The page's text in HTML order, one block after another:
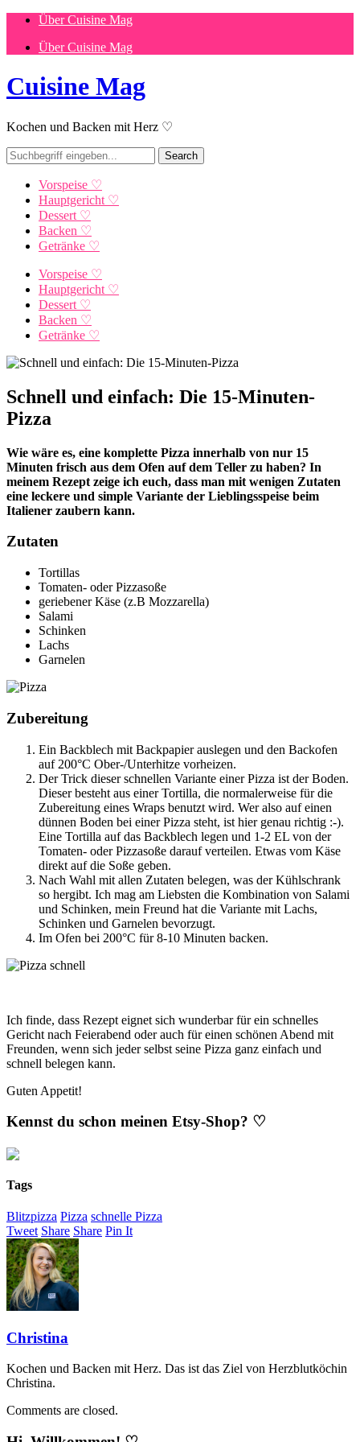
Über Cuisine Mag
Über Cuisine Mag
Cuisine Mag
Kochen und Backen mit Herz ♡
Vorspeise ♡
Hauptgericht ♡
Dessert ♡
Backen ♡
Getränke ♡
Vorspeise ♡
Hauptgericht ♡
Dessert ♡
Backen ♡
Getränke ♡
Schnell und einfach: Die 15-Minuten-
Pizza
Wie wäre es, eine komplette Pizza innerhalb von nur 15
Minuten frisch aus dem Ofen auf dem Teller zu haben? In
meinem Rezept zeige ich euch, dass man mit wenigen Zutaten
eine leckere und simple Variante der Lieblingsspeise beim
Italiener zaubern kann.
Zutaten
Tortillas
Tomaten- oder Pizzasoße
geriebener Käse (z.B Mozzarella)
Salami
Schinken
Lachs
Garnelen
Zubereitung
Ein Backblech mit Backpapier auslegen und den Backofen
auf 200°C Ober-/Unterhitze vorheizen.
Der Trick dieser schnellen Variante einer Pizza ist der Boden.
Dieser besteht aus einer Tortilla, die normalerweise für die
Zubereitung eines Wraps benutzt wird. Wer also auf einen
dünnen Boden bei einer Pizza steht, ist hier genau richtig :-).
Eine Tortilla auf das Backblech legen und 1-2 EL von der
Tomaten- oder Pizzasoße darauf verteilen. Etwas vom Käse
direkt auf die Soße geben.
Nach Wahl mit allen Zutaten belegen, was der Kühlschrank
so hergibt. Ich mag am Liebsten die Kombination von Salami
und Schinken, mein Freund hat die Variante mit Lachs,
Schinken und Garnelen bevorzugt.
Im Ofen bei 200°C für 8-10 Minuten backen.
Ich finde, dass Rezept eignet sich wunderbar für ein schnelles
Gericht nach Feierabend oder auch für einen schönen Abend mit
Freunden, wenn sich jeder selbst seine Pizza ganz einfach und
schnell belegen kann.
Guten Appetit!
Kennst du schon meinen Etsy-Shop? ♡
Tags
Blitzpizza Pizza schnelle Pizza
Tweet Share Share Pin It
Christina
Kochen und Backen mit Herz. Das ist das Ziel von Herzblutköchin
Christina.
Comments are closed.